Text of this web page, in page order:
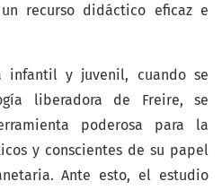
recurso didáctico eficaz e
infantil y juvenil, cuando se
liberadora de Freire, se
poderosa para la
y conscientes de su papel
Ante esto, el estudio